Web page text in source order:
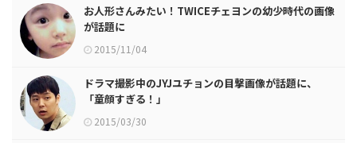
お人形さんみたい！TWICEチェヨンの幼少時代の画像
が話題に
2015/11/04
ドラマ撮影中のJYJユチョンの目撃画像が話題に、
「童顔すぎる！」
2015/03/30